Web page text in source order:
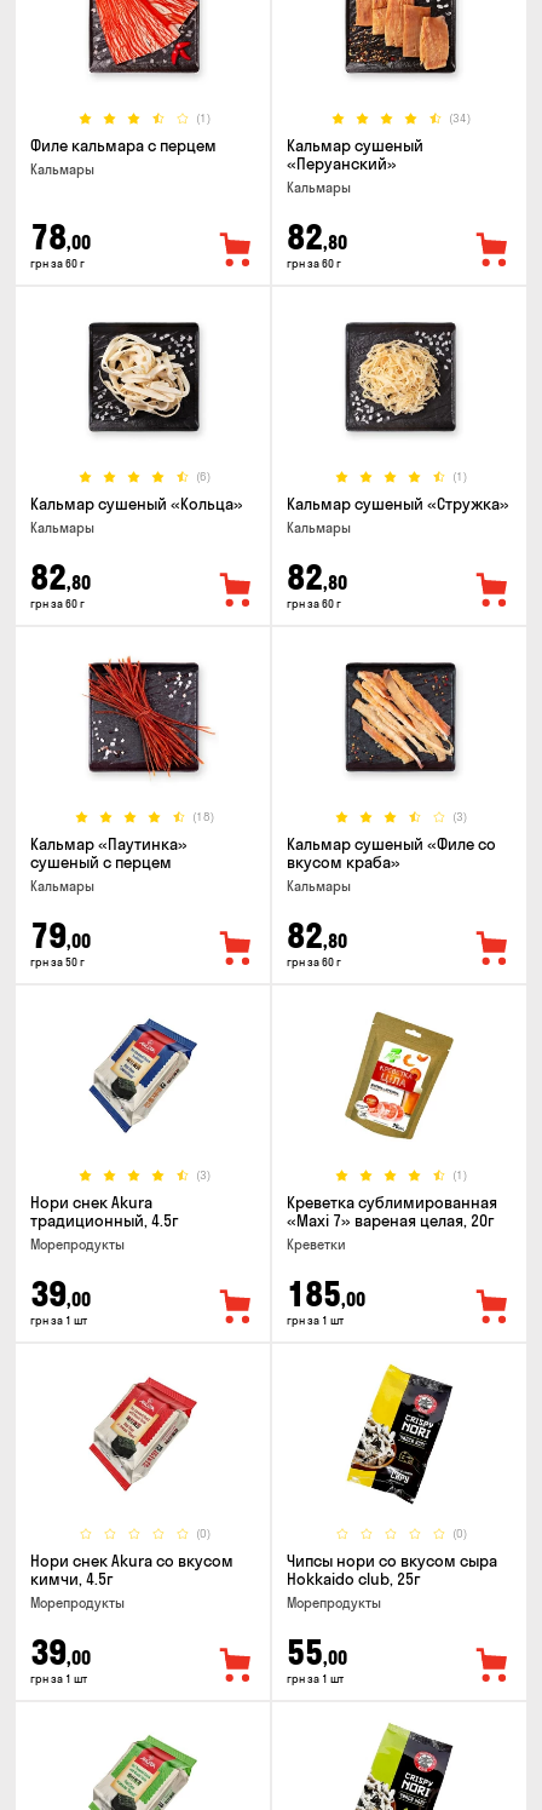
(1)
Филе кальмара с перцем
Кальмары
78,00
грн за 60 г
(34)
Кальмар сушеный
«Перуанский»
Кальмары
82,80
грн за 60 г
(6)
Кальмар сушеный «Кольца»
Кальмары
82,80
грн за 60 г
(1)
Кальмар сушеный «Стружка»
Кальмары
82,80
грн за 60 г
(18)
Кальмар «Паутинка»
сушеный с перцем
Кальмары
79,00
грн за 50 г
(3)
Кальмар сушеный «Филе со
вкусом краба»
Кальмары
82,80
грн за 60 г
(3)
Нори снек Akura
традиционный, 4.5г
Морепродукты
39,00
грн за 1 шт
(1)
Креветка сублимированная
«Maxi 7» вареная целая, 20г
Креветки
185,00
грн за 1 шт
(0)
Нори снек Akura со вкусом
кимчи, 4.5г
Морепродукты
39,00
грн за 1 шт
(0)
Чипсы нори со вкусом сыра
Hokkaido club, 25г
Морепродукты
55,00
грн за 1 шт